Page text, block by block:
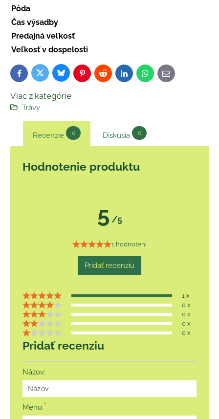
Pôda
Čas výsadby
Predajná veľkosť
Veľkosť v dospelosti
FacebookTwitterBlueskyPinterestReddit LinkedInWhatsApp
E-
mail
Viac z kategórie
Trávy
Recenzie 0 Diskusia 0
Hodnotenie produktu
5 /5
1 hodnotení
Pridať recenziu
1 x
0 x
0 x
0 x
0 x
Pridať recenziu
Názov:
Meno:*